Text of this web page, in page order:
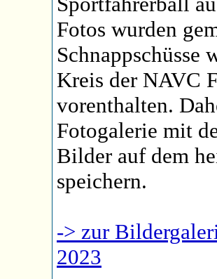
Fotos wurden
Schnappschüsse
Kreis der NAVC
vorenthalten.
Fotogalerie mit
Bilder auf dem
speichern.
-> zur
2023